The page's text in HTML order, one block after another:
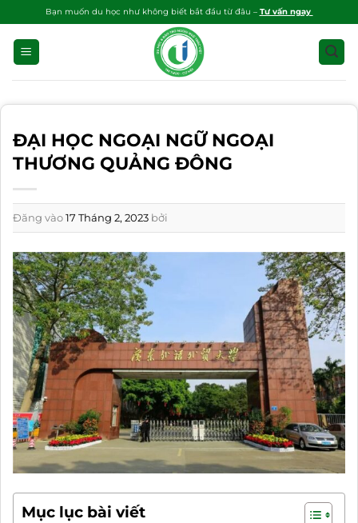
qua
dung
Bạn muốn du học như không biết bắt đầu từ đâu – Tư vấn ngay
ĐẠI HỌC NGOẠI NGỮ NGOẠI
THƯƠNG QUẢNG ĐÔNG
Đăng vào17 Tháng 2, 2023 bởi
Mục lục bài viết